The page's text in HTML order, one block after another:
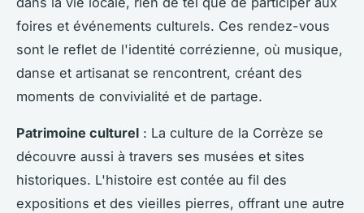
foires et événements culturels. Ces rendez-vous
sont le reflet de l'identité corrézienne, où musique,
danse et artisanat se rencontrent, créant des
moments de convivialité et de partage.
Patrimoine culturel : La culture de la Corrèze se
découvre aussi à travers ses musées et sites
historiques. L'histoire est contée au fil des
expositions et des vieilles pierres, offrant une autre